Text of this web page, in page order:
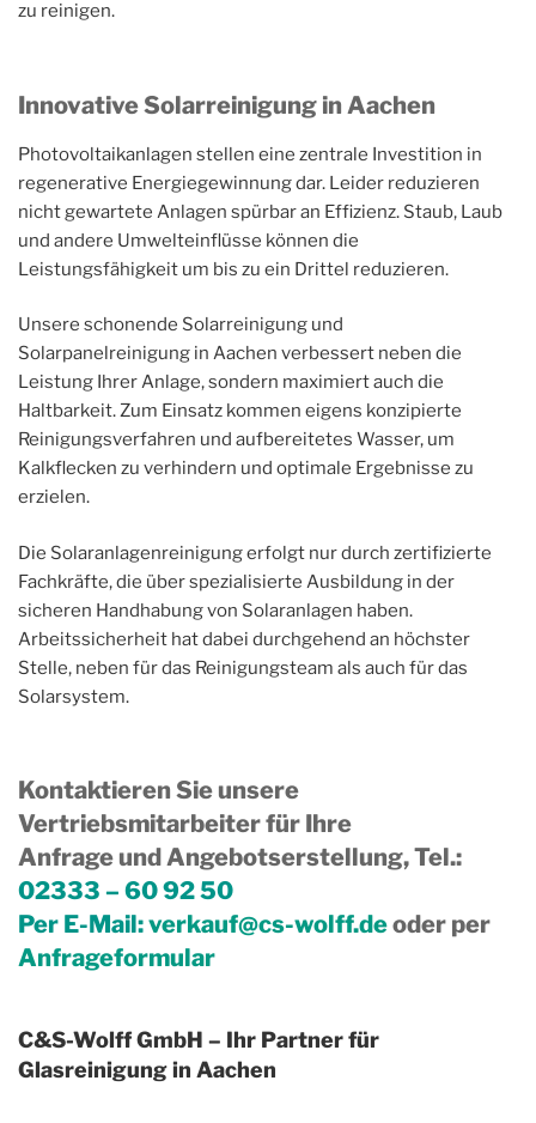
zu reinigen.
Innovative Solarreinigung in Aachen
Photovoltaikanlagen stellen eine zentrale Investition in
regenerative Energiegewinnung dar. Leider reduzieren
nicht gewartete Anlagen spürbar an Effizienz. Staub, Laub
und andere Umwelteinflüsse können die
Leistungsfähigkeit um bis zu ein Drittel reduzieren.
Unsere schonende Solarreinigung und
Solarpanelreinigung in Aachen verbessert neben die
Leistung Ihrer Anlage, sondern maximiert auch die
Haltbarkeit. Zum Einsatz kommen eigens konzipierte
Reinigungsverfahren und aufbereitetes Wasser, um
Kalkflecken zu verhindern und optimale Ergebnisse zu
erzielen.
Die Solaranlagenreinigung erfolgt nur durch zertifizierte
Fachkräfte, die über spezialisierte Ausbildung in der
sicheren Handhabung von Solaranlagen haben.
Arbeitssicherheit hat dabei durchgehend an höchster
Stelle, neben für das Reinigungsteam als auch für das
Solarsystem.
Kontaktieren Sie unsere
Vertriebsmitarbeiter für Ihre
Anfrage und Angebotserstellung, Tel.:
02333 – 60 92 50
Per E-Mail:verkauf@cs-wolff.deoder per
Anfrageformular
C&S-Wolff GmbH – Ihr Partner für
Glasreinigung in Aachen